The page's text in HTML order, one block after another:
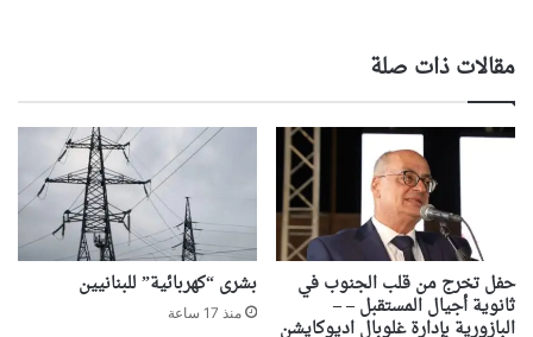
مقالات ذات صلة
حفل تخرج من قلب الجنوب في
ثانوية أجيال المستقبل – –
البازورية بإدارة غلوبال اديوكايشن
بشرى “كهربائية” للبنانيين
منذ 17 ساعة